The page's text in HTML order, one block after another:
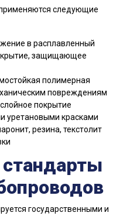
следующие
в расплавленный
защищающее
полимерная
повреждениям
покрытие
уретановыми красками
резина, текстолит
государственными и